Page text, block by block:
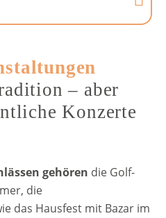
– aber
Konzerte
gehören die Golf-
die
das Hausfest mit Bazar im